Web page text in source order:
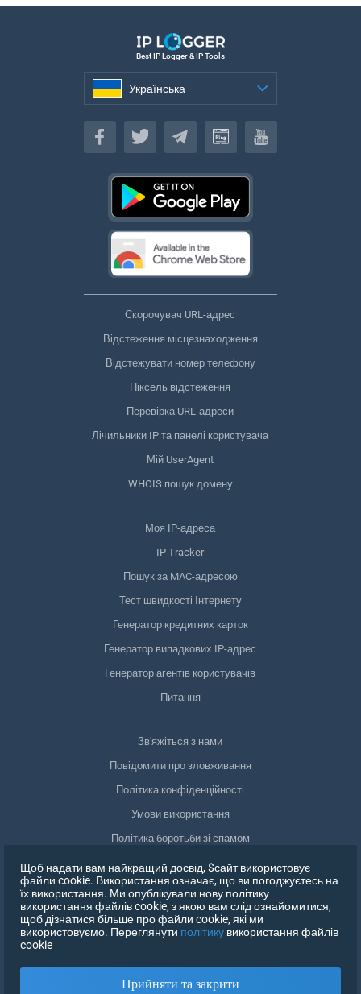
Best IP Logger & IP Tools
Українська
Українська
Скорочувач URL-адрес
Відстеження місцезнаходження
Відстежувати номер телефону
Піксель відстеження
Перевірка URL-адреси
Лічильники IP та панелі користувача
Мій UserAgent
WHOIS пошук домену
Моя IP-адреса
IP Tracker
Пошук за MAC-адресою
Тест швидкості Інтернету
Генератор кредитних карток
Генератор випадкових IP-адрес
Генератор агентів користувачів
Питання
Зв'яжіться з нами
Повідомити про зловживання
Політика конфіденційності
Умови використання
Політика боротьби зі спамом
Відповідність GDPR
Видалити мої дані
Відкликати згоду
Щоб надати вам найкращий досвід, $сайт використовує
файли cookie. Використання означає, що ви погоджуєтесь на
їх використання. Ми опублікували нову політику
використання файлів cookie, з якою вам слід ознайомитися,
щоб дізнатися більше про файли cookie, які ми
використовуємо. Переглянути політику використання файлів
cookie
Прийняти та закрити